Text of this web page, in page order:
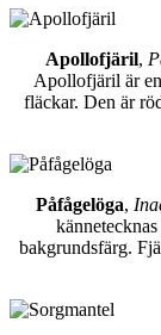
Apollofjäril,
Apollofjäril är
fläckar. Den är
Påfågelöga,
bakgrundsfärg.